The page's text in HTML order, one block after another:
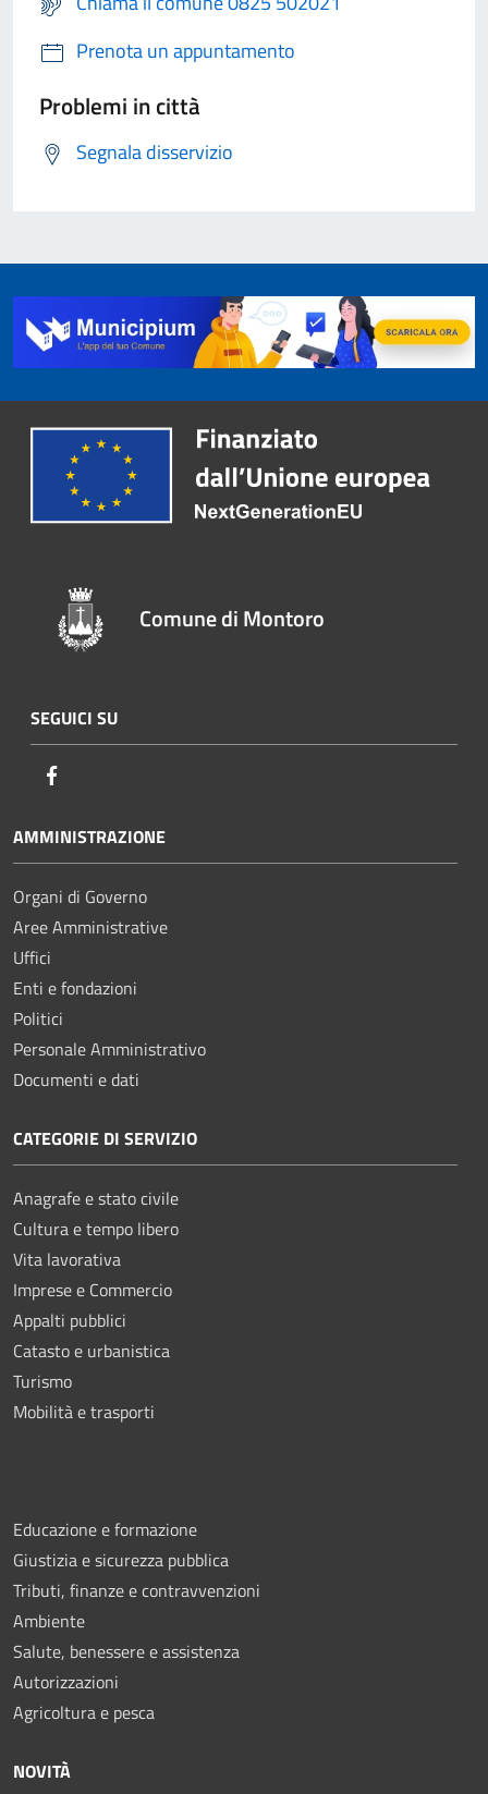
Prenota un appuntamento
Problemi in città
Segnala disservizio
Comune di Montoro
SEGUICI SU
AMMINISTRAZIONE
Organi di Governo
Aree Amministrative
Uffici
Enti e fondazioni
Politici
Personale Amministrativo
Documenti e dati
CATEGORIE DI SERVIZIO
Anagrafe e stato civile
Cultura e tempo libero
Vita lavorativa
Imprese e Commercio
Appalti pubblici
Catasto e urbanistica
Turismo
Mobilità e trasporti
Educazione e formazione
Giustizia e sicurezza pubblica
Tributi, finanze e contravvenzioni
Ambiente
Salute, benessere e assistenza
Autorizzazioni
Agricoltura e pesca
NOVITÀ